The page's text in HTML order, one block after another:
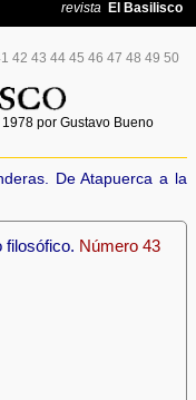
42 43 44 45 46 47 48 49 50
por Gustavo Bueno
De Atapuerca a la
filosófico. Número 43